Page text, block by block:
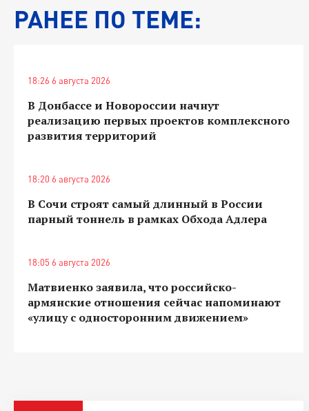
РАНЕЕ ПО ТЕМЕ:
18:26 6 августа 2026
В Донбассе и Новороссии начнут
реализацию первых проектов комплексного
развития территорий
18:20 6 августа 2026
В Сочи строят самый длинный в России
парный тоннель в рамках Обхода Адлера
18:05 6 августа 2026
Матвиенко заявила, что российско-
армянские отношения сейчас напоминают
«улицу с односторонним движением»